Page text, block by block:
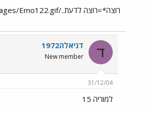
רוצה*=רוצה לדעת../images/Emo122.gif
ד דניאלה1972
New member
31/12/04
למוריה 15